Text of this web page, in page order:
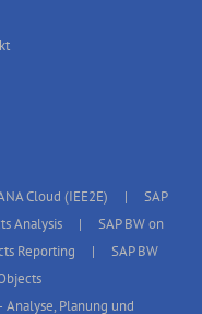
Cloud (IEE2E)
SAP
Analysis
SAP BW on
Reporting
SAP BW
Analyse, Planung und